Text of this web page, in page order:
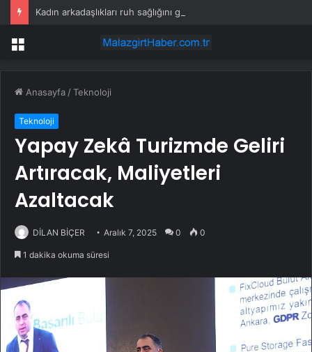
Kadın arkadaşlıkları ruh sağlığını güçlendiriyor
Menü
Anasayfa /Teknoloji
Teknoloji
Yapay Zekâ Turizmde Geliri
Artıracak, Maliyetleri
Azaltacak
DİLAN BİÇER Aralık 7, 2025 0 0
1 dakika okuma süresi